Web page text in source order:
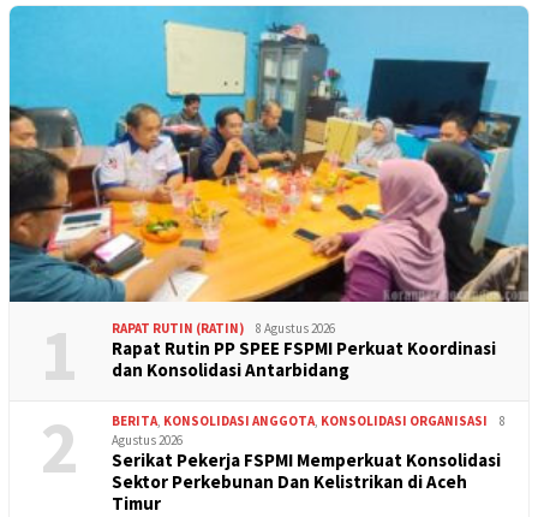
1 RAPAT RUTIN (RATIN) 8 Agustus 2026
Rapat Rutin PP SPEE FSPMI Perkuat Koordinasi
dan Konsolidasi Antarbidang
2 BERITA, KONSOLIDASI ANGGOTA, KONSOLIDASI ORGANISASI
8
Agustus 2026
Serikat Pekerja FSPMI Memperkuat Konsolidasi
Sektor Perkebunan Dan Kelistrikan di Aceh
Timur